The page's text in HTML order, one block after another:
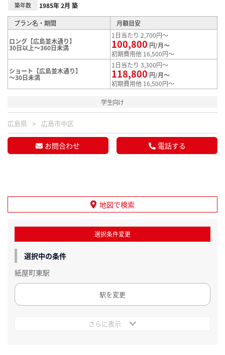
築年数 1985年 2月 築
プラン名・期間 月額目安
ロング【広島並木通り】
30日以上～360日未満
1日当たり 2,700円～
100,800 円/月～
初期費用他 16,500円～
ショート【広島並木通り】
～30日未満
1日当たり 3,300円～
118,800 円/月～
初期費用他 16,500円～
学生向け
広島県 広島市中区
お問合わせ 電話する
地図で検索
選択条件変更
選択中の条件
紙屋町東駅
駅を変更
さらに表示